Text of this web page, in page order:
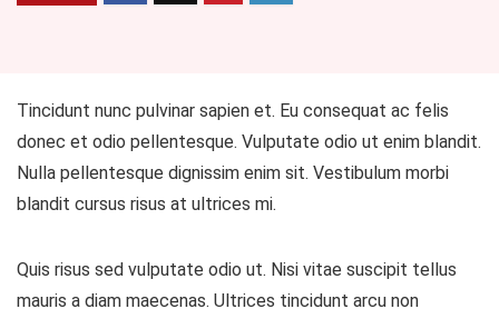
Tincidunt nunc pulvinar sapien et. Eu consequat ac felis
donec et odio pellentesque. Vulputate odio ut enim blandit.
Nulla pellentesque dignissim enim sit. Vestibulum morbi
blandit cursus risus at ultrices mi.
Quis risus sed vulputate odio ut. Nisi vitae suscipit tellus
mauris a diam maecenas. Ultrices tincidunt arcu non